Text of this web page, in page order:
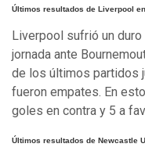
Últimos resultados de Liverpool
Liverpool sufrió un
jornada ante
de los últimos partidos
fueron empates. En
goles en contra y 5 a
Últimos resultados de Newcastle